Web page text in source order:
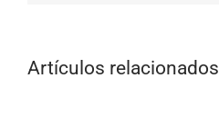
Artículos relacionados